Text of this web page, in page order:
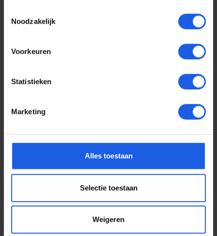
Noodzakelijk
Voorkeuren
Statistieken
Marketing
Alles toestaan
Selectie toestaan
Weigeren
Voor elke telefoon een
oortje